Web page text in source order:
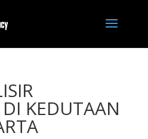
KEDUTAAN